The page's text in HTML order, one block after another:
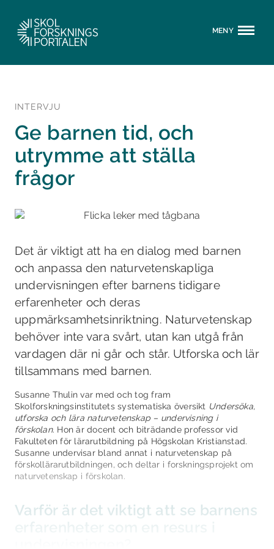
MENY
INTERVJU
Ge barnen tid, och
utrymme att ställa
frågor
Det är viktigt att ha en dialog med barnen
och anpassa den naturvetenskapliga
undervisningen efter barnens tidigare
erfarenheter och deras
uppmärksamhetsinriktning. Naturvetenskap
behöver inte vara svårt, utan kan utgå från
vardagen där ni går och står. Utforska och lär
tillsammans med barnen.
Susanne Thulin var med och tog fram
Skolforskningsinstitutets systematiska översikt Undersöka,
utforska och lära naturvetenskap – undervisning i
förskolan. Hon är docent och biträdande professor vid
Fakulteten för lärarutbildning på Högskolan Kristianstad.
Susanne undervisar bland annat i naturvetenskap på
förskollärarutbildningen, och deltar i forskningsprojekt om
naturvetenskap i förskolan.
Varför är det viktigt att se barnens